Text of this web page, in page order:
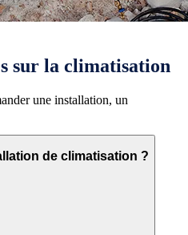
sur la climatisation
une installation, un
de climatisation ?